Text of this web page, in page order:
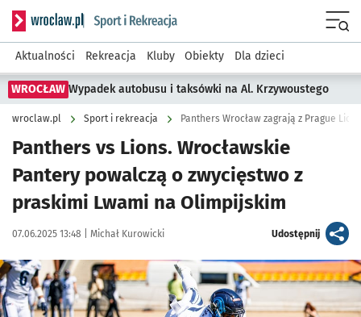
Serwis informacyjny wroclaw.pl podserwis: Sport i rekreacja
Aktualności Rekreacja Kluby Obiekty Dla dzieci
WROCŁAW Wypadek autobusu i taksówki na Al. Krzywoustego
wroclaw.pl Sport i rekreacja Panthers Wrocław zagrają z Prague
Panthers vs Lions. Wrocławskie
Pantery powalczą o zwycięstwo z
praskimi Lwami na Olimpijskim
Data publikacji:
07.06.2025 13:48 | Autor:
Michał Kurowicki Udostępnijartykuł
Kliknij, aby powiększyć